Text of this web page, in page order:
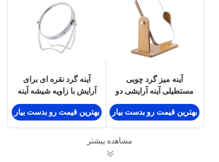
آینه میز گرد چوبی
مستطیلی آینه آرایشی دو
طرفه
بهترین قیمت رو بدست بیار
آینه گرد نقره ای برای
آرایش با زاویه شیشه آینه
دو طرفه قابل چرخش
بهترین قیمت رو بدست بیار
مشاهده بیشتر